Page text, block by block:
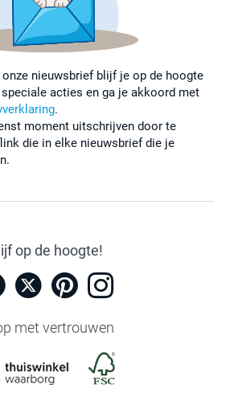
nieuwsbrief blijf je op de hoogte
acties en ga je akkoord met
.
moment uitschrijven door te
die in elke nieuwsbrief die je
op de hoogte!
met vertrouwen